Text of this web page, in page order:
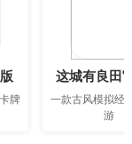
牌
这城有良田
一款古风模拟经
游